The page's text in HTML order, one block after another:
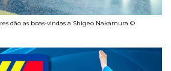
dão as boas-vindas a Shigeo Nakamura ©